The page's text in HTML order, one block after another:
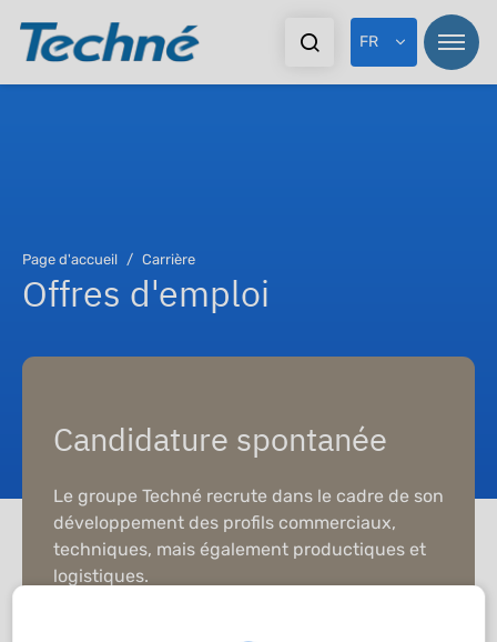
FR
Page d'accueil Carrière
Offres d'emploi
Candidature spontanée
Le groupe Techné recrute dans le cadre de son
développement des profils commerciaux,
techniques, mais également productiques et
logistiques.